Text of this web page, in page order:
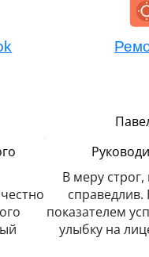
В меру строг,
показателем
улыбку на